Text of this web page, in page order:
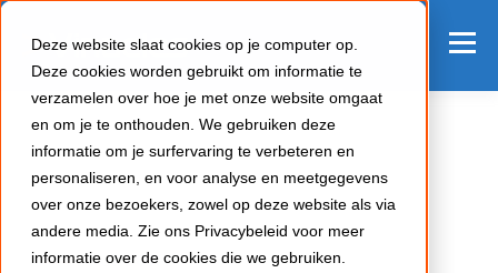
Deze website slaat cookies op je computer op.
Deze cookies worden gebruikt om informatie te
verzamelen over hoe je met onze website omgaat
en om je te onthouden. We gebruiken deze
informatie om je surfervaring te verbeteren en
personaliseren, en voor analyse en meetgegevens
over onze bezoekers, zowel op deze website als via
andere media. Zie ons Privacybeleid voor meer
informatie over de cookies die we gebruiken.
SUPPORT